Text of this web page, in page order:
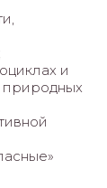
и
природных